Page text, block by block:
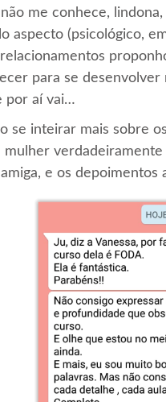
me conhece, lindona,
aspecto (psicológico,
para se
por aí vai…
se inteirar mais sobre
e os depoimentos